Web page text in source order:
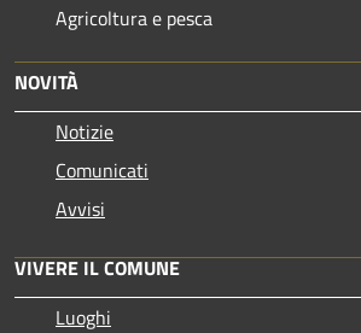
Agricoltura e pesca
NOVITÀ
Notizie
Comunicati
Avvisi
VIVERE IL COMUNE
Luoghi